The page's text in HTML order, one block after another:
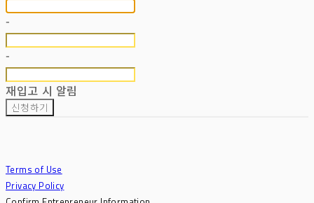
-
-
재입고 시 알림
신청하기
Terms of Use
Privacy Policy